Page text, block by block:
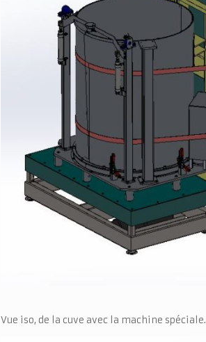
Vue iso, de la cuve avec la machine spéciale.